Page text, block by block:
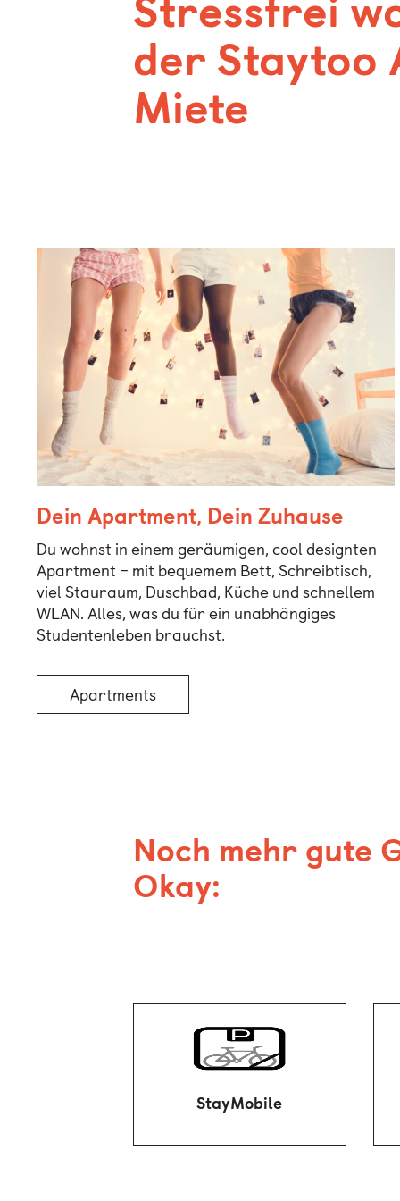
Stressfrei
der Staytoo
Miete
Dein Apartment, Dein Zuhause
Du wohnst in einem geräumigen, cool designten
Apartment – mit bequemem Bett, Schreibtisch,
viel Stauraum, Duschbad, Küche und schnellem
WLAN. Alles, was du für ein unabhängiges
Studentenleben brauchst.
Apartments
Noch mehr gute
Okay:
StayMobile
Bring‘ dein Bike mit: Auf
unseren überdachten
Stellflächen kannst du es
abstellen.